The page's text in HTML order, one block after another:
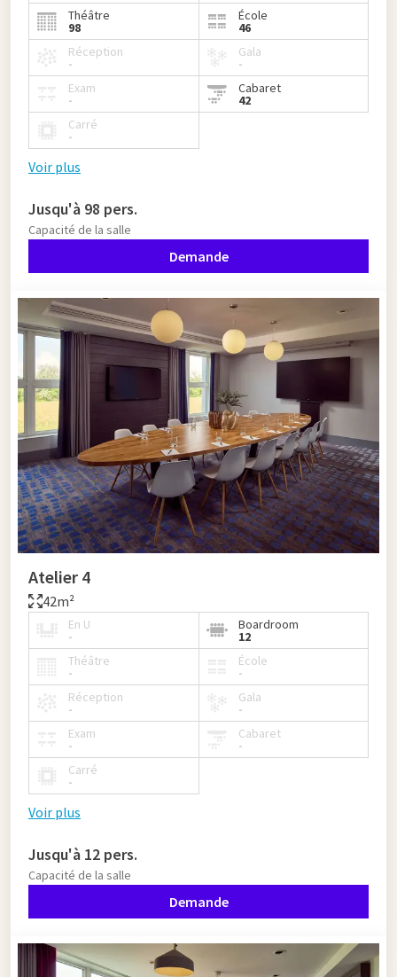
Théâtre
98
École
46
Réception
-
Gala
-
Exam
-
Cabaret
42
Carré
-
Voir plus
Jusqu'à 98 pers.
Capacité de la salle
Demande
Atelier 4
42m²
En U
-
Boardroom
12
Théâtre
-
École
-
Réception
-
Gala
-
Exam
-
Cabaret
-
Carré
-
Voir plus
Jusqu'à 12 pers.
Capacité de la salle
Demande